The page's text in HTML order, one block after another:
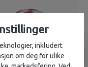
inkludert
om deg for ulike